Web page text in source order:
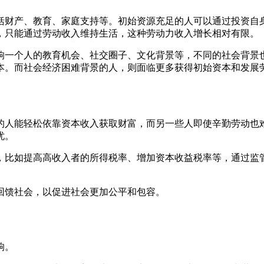
产、教育、家庭支持等。初始资源充足的人可以通过投资
能通过劳动收入维持生活，这种劳动力收入增长相对有限。
个人的教育机会、社交圈子、文化背景等，不同的社会背
而社会经济困难背景的人，则面临更多获得初始资本和发
能轻松依靠资本收入获取财富，而另一些人即使辛勤劳动
如提高高收入者的所得税率、增加资本收益税率等，通过
社会，以促进社会更加公平和包容。